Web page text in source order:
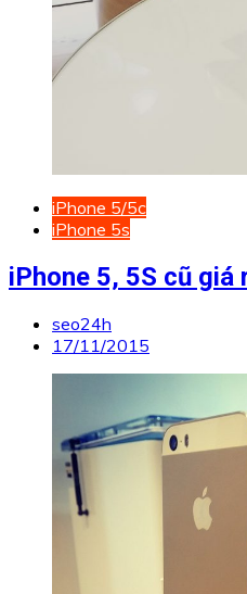
iPhone 5/5c
iPhone 5s
iPhone 5, 5S cũ giá
seo24h
17/11/2015